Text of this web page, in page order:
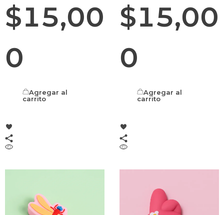
$15,00
0
Agregar al
carrito
$15,00
0
Agregar al
carrito